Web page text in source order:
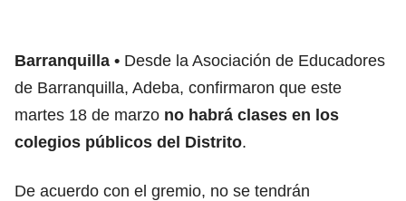
Barranquilla
Desde la Asociación de Educadores
de Barranquilla, Adeba, confirmaron que este
martes 18 de marzo no habrá clases en los
colegios públicos del Distrito.
De acuerdo con el gremio, no se tendrán